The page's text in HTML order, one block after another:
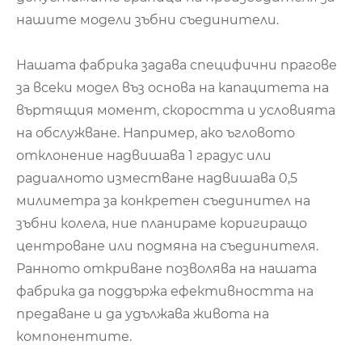
нашите модели зъбни съединители.
Нашата фабрика задава специфични прагове
за всеки модел въз основа на капацитета на
въртящия момент, скоростта и условията
на обслужване. Например, ако ъгловото
отклонение надвишава 1 градус или
радиалното изместване надвишава 0,5
милиметра за конкретен съединител на
зъбни колела, ние планираме коригиращо
центроване или подмяна на съединителя.
Ранното откриване позволява на нашата
фабрика да поддържа ефективността на
предаване и да удължава живота на
компонентите.